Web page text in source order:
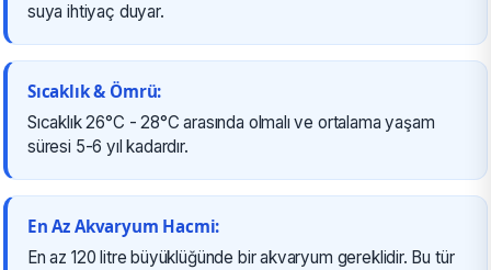
suya ihtiyaç duyar.
Sıcaklık & Ömrü:
Sıcaklık 26°C - 28°C arasında olmalı ve ortalama yaşam
süresi 5-6 yıl kadardır.
En Az Akvaryum Hacmi:
En az 120 litre büyüklüğünde bir akvaryum gereklidir. Bu tür